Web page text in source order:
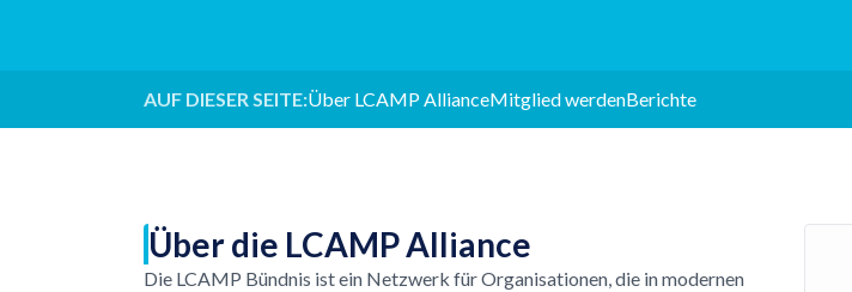
AUF DIESER SEITE:Über LCAMP AllianceMitglied werdenBerichte
Über die LCAMP Alliance
Die LCAMP Bündnis ist ein Netzwerk für Organisationen, die in modernen